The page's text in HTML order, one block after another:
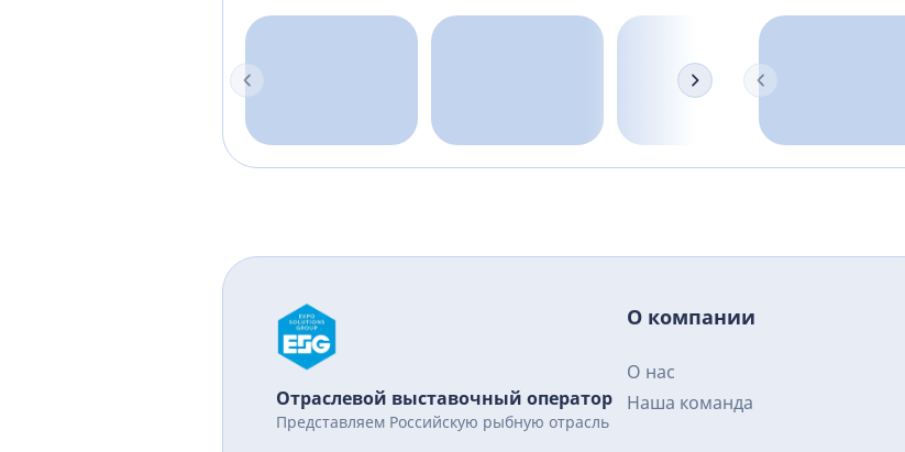
Отраслевой выставочный оператор
Представляем Российскую рыбную отрасль
О компании
О нас
Наша команда